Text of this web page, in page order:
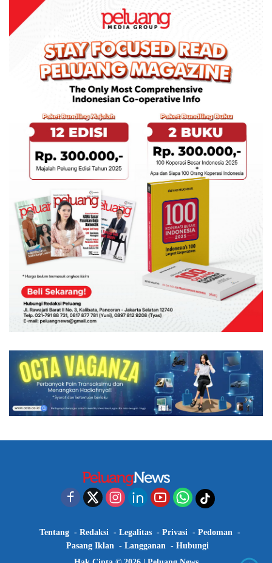
Tentang Redaksi Legalitas Privasi
Pedoman
Pasang Iklan
Langganan
Hubungi